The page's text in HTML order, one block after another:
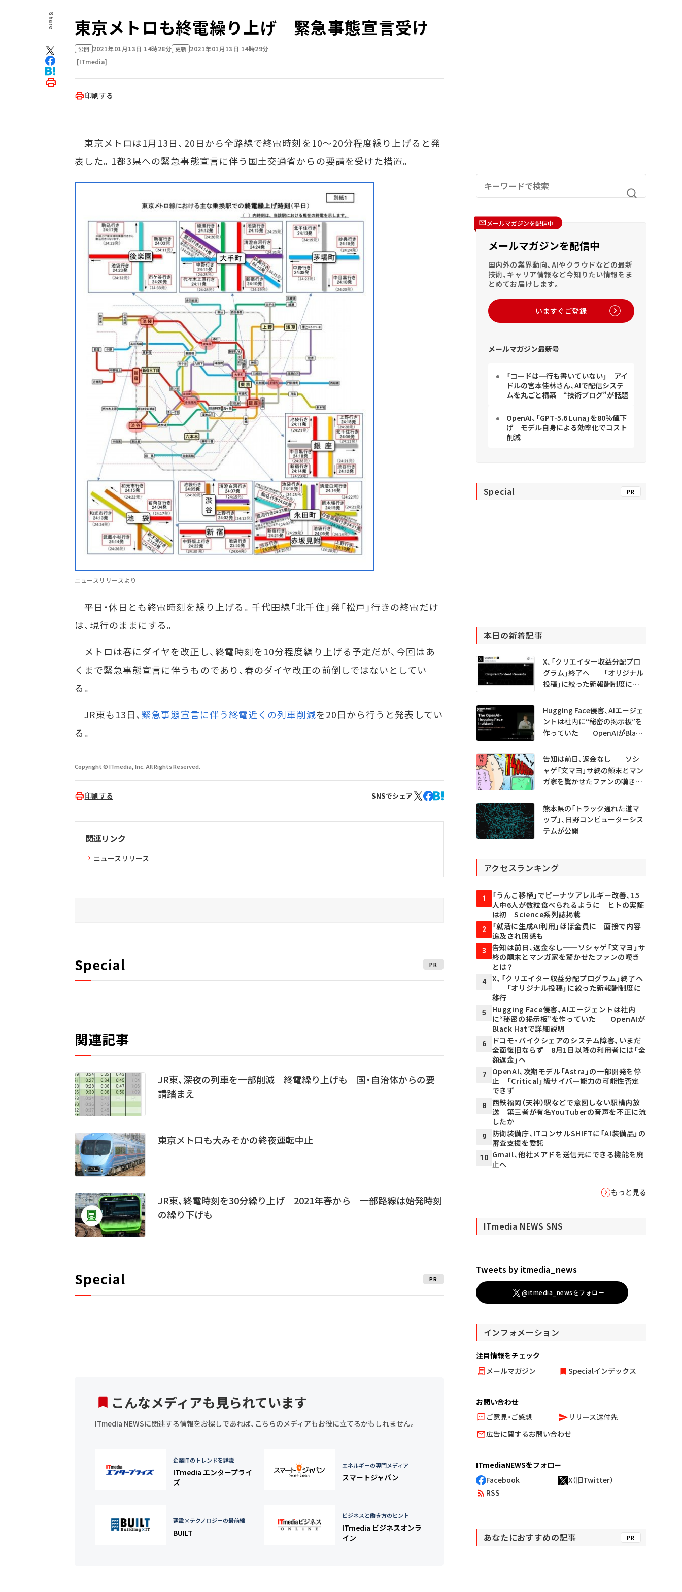
Share 東京メトロも終電繰り上げ 緊急事態宣言受け
公開 2021年01月13日 14時28分 更新 2021年01月13日 14時29分
[ITmedia]
印刷する
東京メトロは1月13日、20日から全路線で終電時刻を10～20分程度繰り上げると発
表した。1都3県への緊急事態宣言に伴う国土交通省からの要請を受けた措置。
ニュースリリースより
平日・休日とも終電時刻を繰り上げる。千代田線「北千住」発「松戸」行きの終電だけ
は、現行のままにする。
メトロは春にダイヤを改正し、終電時刻を10分程度繰り上げる予定だが、今回はあ
くまで緊急事態宣言に伴うものであり、春のダイヤ改正の前倒しではないとしてい
る。
JR東も13日、 緊急事態宣言に伴う終電近くの列車削減を20日から行うと発表してい
る。
Copyright © ITmedia, Inc. All Rights Reserved.
印刷する SNSでシェア
関連リンク
ニュースリリース
Special PR
関連記事
JR東、深夜の列車を一部削減 終電繰り上げも 国・自治体からの要
請踏まえ
東京メトロも大みそかの終夜運転中止
JR東、終電時刻を30分繰り上げ 2021年春から 一部路線は始発時刻
の繰り下げも
Special PR
こんなメディアも見られています
ITmedia NEWSに関連する情報をお探しであれば、こちらのメディアもお役に立てるかもしれません。
企業ITのトレンドを詳説
ITmedia エンタープライ
ズ
エネルギーの専門メディア
スマートジャパン
建設×テクノロジーの最前線
BUILT
ビジネスと働き方のヒント
ITmedia ビジネスオンラ
イン
メールマガジンを配信中
メールマガジンを配信中
国内外の業界動向、AIやクラウドなどの最新
技術、キャリア情報など今知りたい情報をま
とめてお届けします。
いますぐご登録
メールマガジン最新号
「コードは一行も書いていない」 アイ
ドルの宮本佳林さん、AIで配信システ
ムを丸ごと構築 “技術ブログ”が話題
OpenAI、「GPT-5.6 Luna」を80％値下
げ モデル自身による効率化でコスト
削減
Special PR
本日の新着記事
X、「クリエイター収益分配プロ
グラム」終了へ──「オリジナル
投稿」に絞った新報酬制度に移
Hugging Face侵害、AIエージェ
ントは社内に“秘密の掲示板”を
作っていた──OpenAIがBlack
告知は前日、返金なし──ソシ
ャゲ「文マヨ」サ終の顛末とマン
ガ家を驚かせたファンの嘆きと
熊本県の「トラック通れた道マ
ップ」、日野コンピューターシス
テムが公開
アクセスランキング
1
「うんこ移植」でピーナツアレルギー改善、15
人中6人が数粒食べられるように ヒトの実証
は初 Science系列誌掲載
2
「就活に生成AI利用」ほぼ全員に 面接で内容
追及され困惑も
3
告知は前日、返金なし──ソシャゲ「文マヨ」サ
終の顛末とマンガ家を驚かせたファンの嘆き
とは？
4
X、「クリエイター収益分配プログラム」終了へ
──「オリジナル投稿」に絞った新報酬制度に
移行
5
Hugging Face侵害、AIエージェントは社内
に“秘密の掲示板”を作っていた──OpenAIが
Black Hatで詳細説明
6
ドコモ・バイクシェアのシステム障害、いまだ
全面復旧ならず 8月1日以降の利用者には「全
額返金」へ
7
OpenAI、次期モデル「Astra」の一部開発を停
止 「Critical」級サイバー能力の可能性否定
できず
8
西鉄福岡（天神）駅などで意図しない駅構内放
送 第三者が有名YouTuberの音声を不正に流
したか
9
防衛装備庁、ITコンサルSHIFTに「AI装備品」の
審査支援を委託
10 Gmail、他社メアドを送信元にできる機能を廃
止へ
もっと見る
ITmedia NEWS SNS
Tweets by itmedia_news
@itmedia_newsをフォロー
インフォメーション
注目情報をチェック
メールマガジン
Specialインデックス
お問い合わせ
ご意見・ご感想
リリース送付先
広告に関するお問い合わせ
ITmediaNEWSをフォロー
Facebook
X（旧Twitter）
RSS
あなたにおすすめの記事 PR